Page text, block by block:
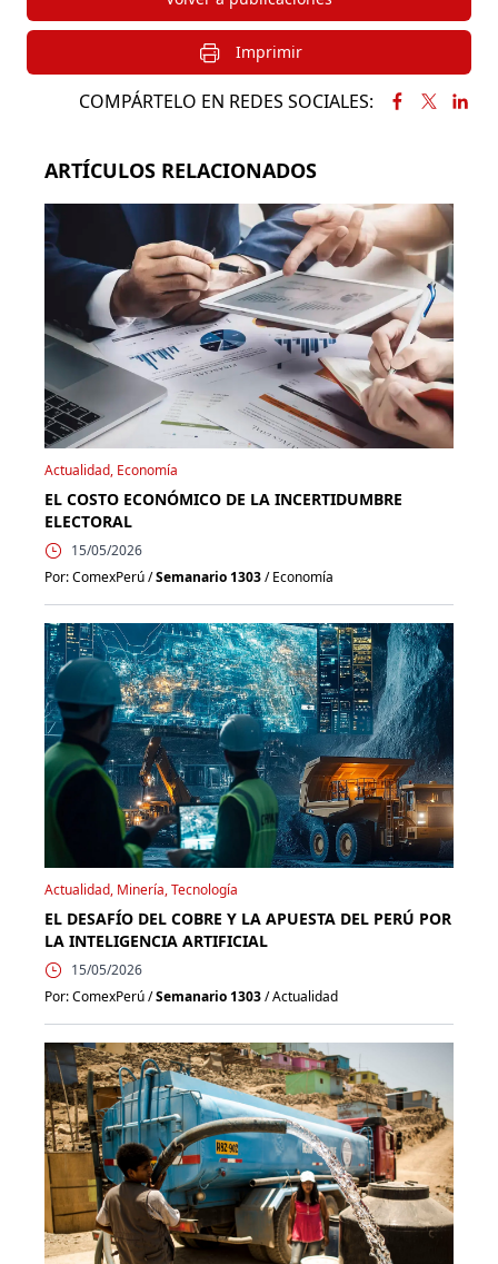
Imprimir
COMPÁRTELO EN REDES SOCIALES:
ARTÍCULOS RELACIONADOS
Actualidad, Economía
EL COSTO ECONÓMICO DE LA INCERTIDUMBRE
ELECTORAL
15/05/2026
Por: ComexPerú /Semanario 1303/ Economía
Actualidad, Minería, Tecnología
EL DESAFÍO DEL COBRE Y LA APUESTA DEL PERÚ POR
LA INTELIGENCIA ARTIFICIAL
15/05/2026
Por: ComexPerú /Semanario 1303/ Actualidad